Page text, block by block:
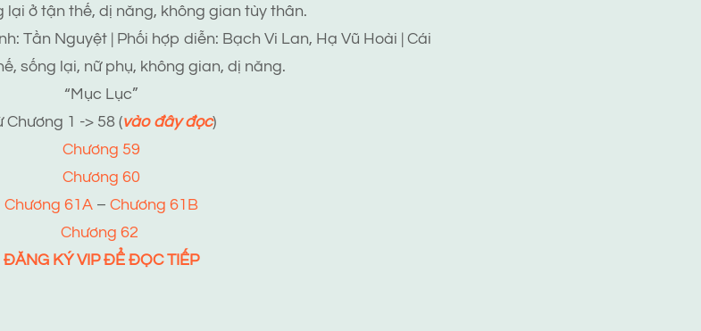
lại ở tận thế, dị năng, không gian tùy thân.
Tần Nguyệt | Phối hợp diễn: Bạch Vi Lan, Hạ Vũ Hoài | Cái
sống lại, nữ phụ, không gian, dị năng.
“Mục Lục”
Chương 1 -> 58 (vào đây đọc)
Chương 59
Chương 60
Chương 61A– Chương 61B
Chương 62
ĐĂNG KÝ VIP ĐỂ ĐỌC TIẾP